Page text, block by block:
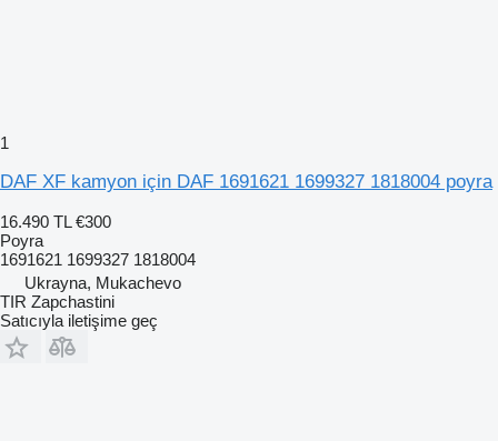
1
DAF XF kamyon için DAF 1691621 1699327 1818004 poyra
16.490 TL €300
Poyra
1691621 1699327 1818004
Ukrayna, Mukachevo
TIR Zapchastini
Satıcıyla iletişime geç